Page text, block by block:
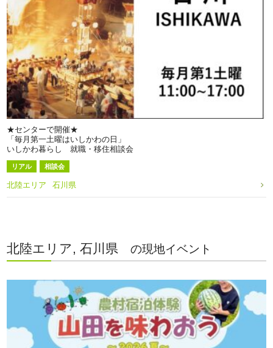
★センターで開催★
「毎月第一土曜はいしかわの日」
いしかわ暮らし 就職・移住相談会
リアル 相談会
北陸エリア 石川県
北陸エリア, 石川県 の現地イベント